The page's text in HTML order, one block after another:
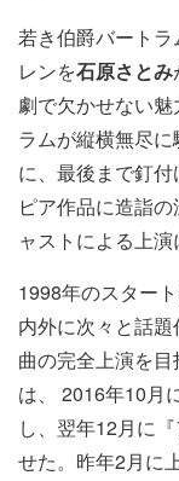
若き伯爵バートラ
レンを石原さとみ
劇で欠かせない
ラムが縦横無尽
に、最後まで釘
ピア作品に造詣
ャストによる上演
1998年のスター
内外に次々と話
曲の完全上演を
は、 2016年10月
し、翌年12月に
せた。昨年2月に